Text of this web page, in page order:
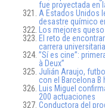
fue proyectada en
A Estados Unidos
desastre químico
Los mejores
El reto de
carrera
”Sí es cine”:
à Deux”
Julián Araujo,
con el Barcelona B
Luis Miguel
200 actuaciones
Conductora del